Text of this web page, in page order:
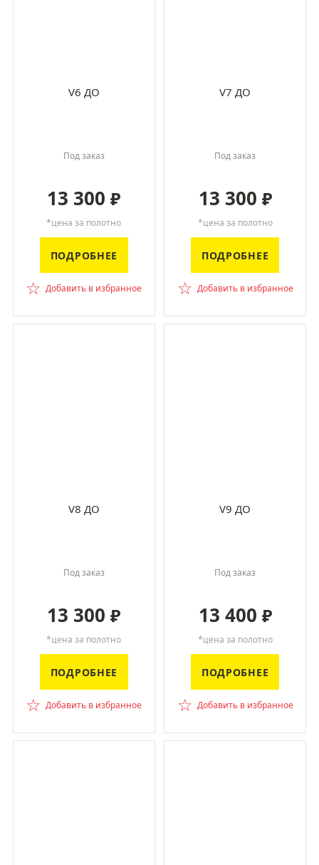
V6 ДО
Под заказ
13 300₽
*цена за полотно
ПОДРОБНЕЕ
☆ Добавить в избранное
V7 ДО
Под заказ
13 300 ₽
*цена за полотно
ПОДРОБНЕЕ
☆ Добавить в избранное
V8 ДО
Под заказ
13 300₽
*цена за полотно
ПОДРОБНЕЕ
☆ Добавить в избранное
V9 ДО
Под заказ
13 400 ₽
*цена за полотно
ПОДРОБНЕЕ
☆ Добавить в избранное